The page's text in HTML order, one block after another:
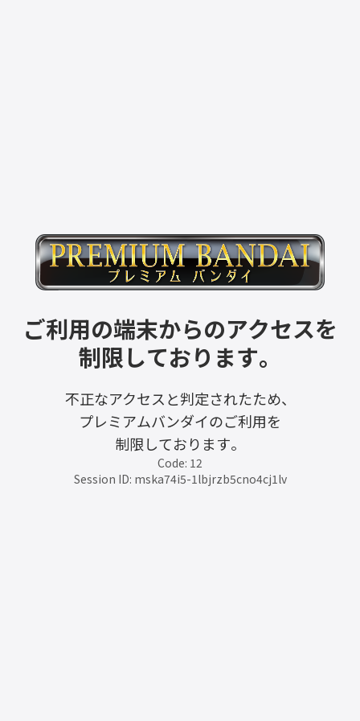
ご利用の端末からのアクセスを
制限しております。
不正なアクセスと判定されたため、
プレミアムバンダイのご利用を
制限しております。
Code: 12
Session ID: mska74i5-1lbjrzb5cno4cj1lv